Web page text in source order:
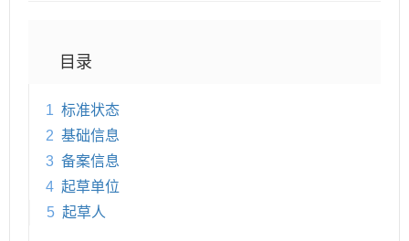
目录
1 标准状态
2 基础信息
3 备案信息
4 起草单位
5 起草人